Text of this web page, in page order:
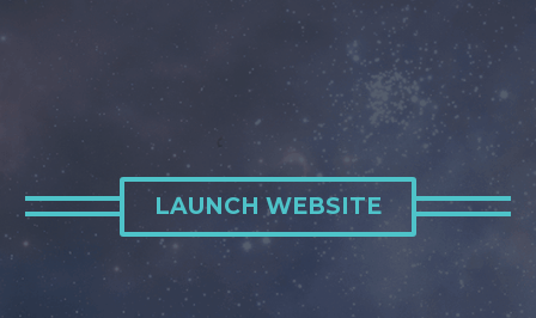
LAUNCH WEBSITE